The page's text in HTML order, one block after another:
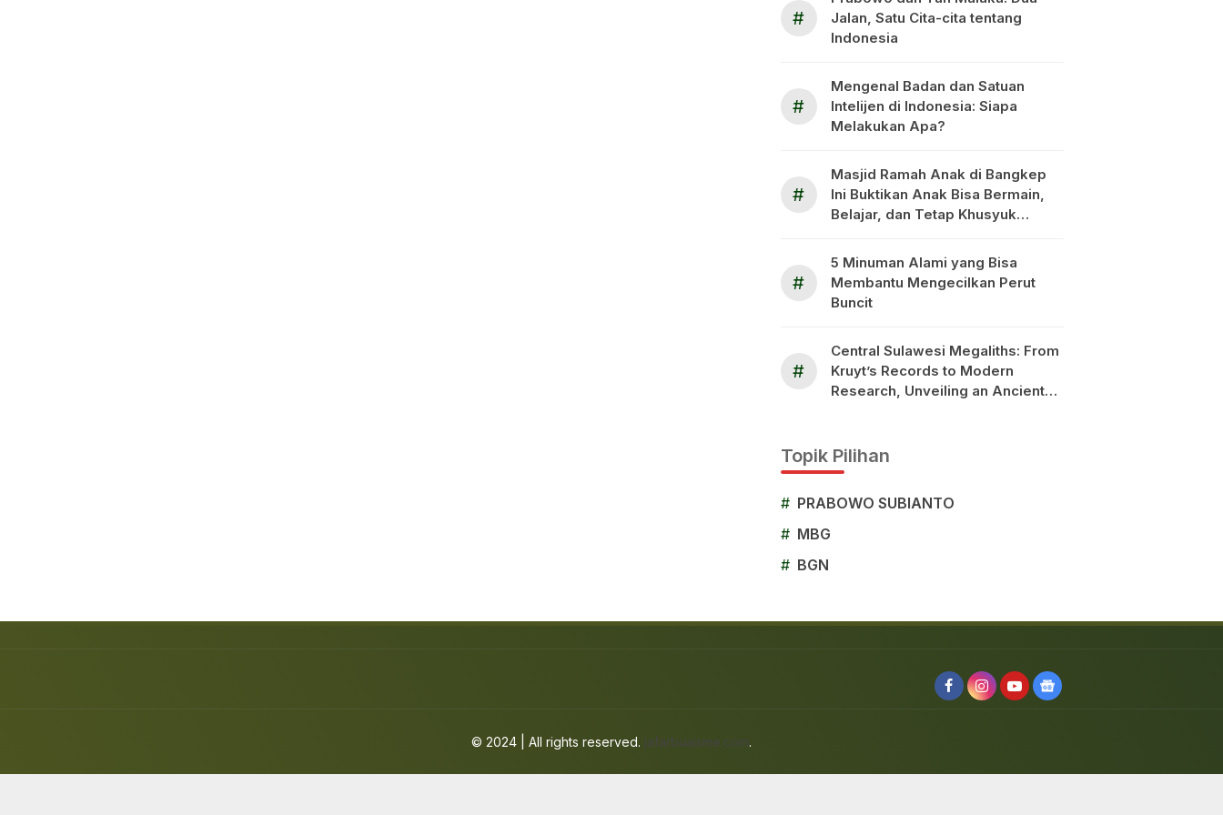
#
Jalan, Satu Cita-cita tentang
Indonesia
#
Mengenal Badan dan Satuan
Intelijen di Indonesia: Siapa
Melakukan Apa?
#
Masjid Ramah Anak di Bangkep
Ini Buktikan Anak Bisa Bermain,
Belajar, dan Tetap Khusyuk
#
5 Minuman Alami yang Bisa
Membantu Mengecilkan Perut
Buncit
#
Central Sulawesi Megaliths: From
Kruyt’s Records to Modern
Research, Unveiling an Ancient
Topik Pilihan
# PRABOWO SUBIANTO
# MBG
# BGN
© 2024 | All rights reserved. jafarbuaisme.com.